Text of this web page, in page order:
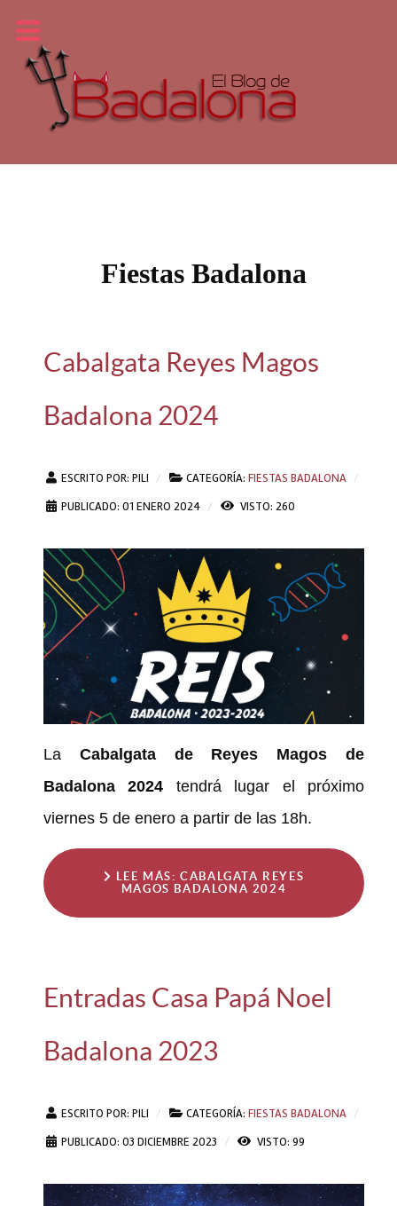
Fiestas Badalona
Cabalgata Reyes Magos
Badalona 2024
ESCRITO POR: PILI CATEGORÍA: FIESTAS BADALONA
PUBLICADO: 01 ENERO 2024
VISTO: 260
La Cabalgata de Reyes Magos de
Badalona 2024 tendrá lugar el próximo
viernes 5 de enero a partir de las 18h.
LEE MÁS: CABALGATA REYES
MAGOS BADALONA 2024
Entradas Casa Papá Noel
Badalona 2023
ESCRITO POR: PILI CATEGORÍA: FIESTAS BADALONA
PUBLICADO: 03 DICIEMBRE 2023
VISTO: 99